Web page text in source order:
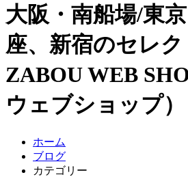
大阪・南船場/東
座、新宿のセレ
ZABOU WEB
ウェブショップ）
ホーム
ブログ
カテゴリー